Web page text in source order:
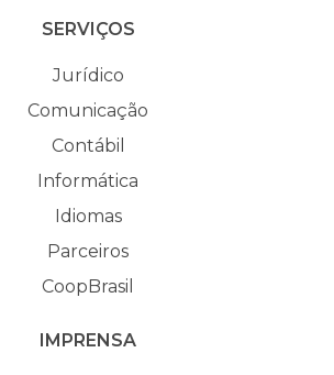
SERVIÇOS
Jurídico
Comunicação
Contábil
Informática
Idiomas
Parceiros
CoopBrasil
IMPRENSA